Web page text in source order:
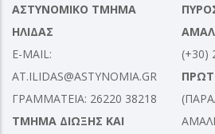
ΑΣΤΥΝΟΜΙΚΟ ΤΜΗΜΑ
ΗΛΙΔΑΣ
E-MAIL:
AT.ILIDAS@ASTYNOMIA.GR
ΓΡΑΜΜΑΤΕΙΑ: 26220 38218
ΤΜΗΜΑ ΔΙΩΞΗΣ ΚΑΙ
(+30)